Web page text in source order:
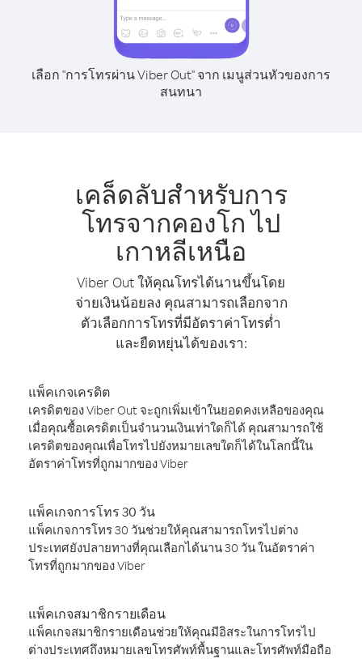
เลือก "การโทรผ่าน Viber Out" จาก เมนูส่วนหัวของการ
สนทนา
เคล็ดลับสำหรับการ
โทรจากคองโก ไป
เกาหลีเหนือ
Viber Out ให้คุณโทรได้นานขึ้นโดย
จ่ายเงินน้อยลง คุณสามารถเลือกจาก
ตัวเลือกการโทรที่มีอัตราค่าโทรต่ำ
และยืดหยุ่นได้ของเรา:
แพ็คเกจเครดิต
เครดิตของ Viber Out จะถูกเพิ่มเข้าในยอดคงเหลือของคุณ
เมื่อคุณซื้อเครดิตเป็นจำนวนเงินเท่าใดก็ได้ คุณสามารถใช้
เครดิตของคุณเพื่อโทรไปยังหมายเลขใดก็ได้ในโลกนี้ใน
อัตราค่าโทรที่ถูกมากของ Viber
แพ็คเกจการโทร 30 วัน
แพ็คเกจการโทร 30 วันช่วยให้คุณสามารถโทรไปต่าง
ประเทศยังปลายทางที่คุณเลือกได้นาน 30 วัน ในอัตราค่า
โทรที่ถูกมากของ Viber
แพ็คเกจสมาชิกรายเดือน
แพ็คเกจสมาชิกรายเดือนช่วยให้คุณมีอิสระในการโทรไป
ต่างประเทศถึงหมายเลขโทรศัพท์พื้นฐานและโทรศัพท์มือถือ